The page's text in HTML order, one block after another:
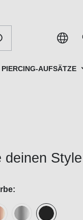
PIERCING-AUFSÄTZE
deinen Style